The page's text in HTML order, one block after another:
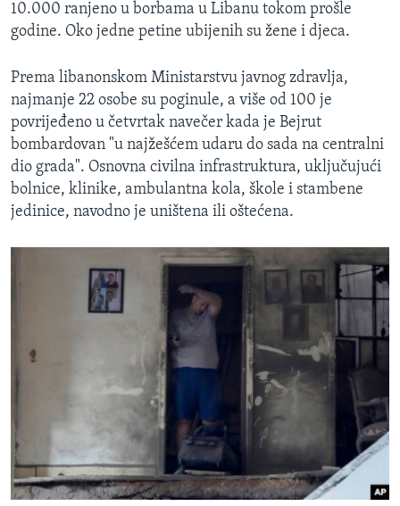
10.000 ranjeno u borbama u Libanu tokom prošle
godine. Oko jedne petine ubijenih su žene i djeca.
Prema libanonskom Ministarstvu javnog zdravlja,
najmanje 22 osobe su poginule, a više od 100 je
povrijeđeno u četvrtak navečer kada je Bejrut
bombardovan "u najžešćem udaru do sada na centralni
dio grada". Osnovna civilna infrastruktura, uključujući
bolnice, klinike, ambulantna kola, škole i stambene
jedinice, navodno je uništena ili oštećena.